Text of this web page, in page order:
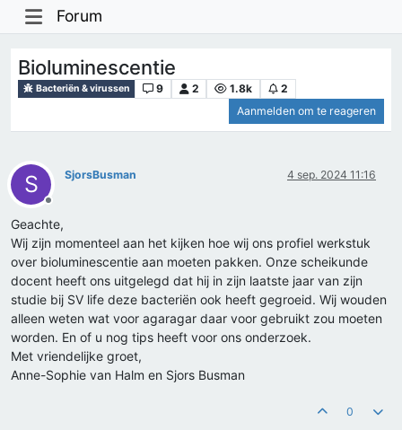
Forum
Bioluminescentie
Bacteriën & virussen 9 2 1.8k
2
Aanmelden om te reageren
S
Offline
SjorsBusman 4 sep. 2024 11:16
Geachte,
Wij zijn momenteel aan het kijken hoe wij ons profiel werkstuk
over bioluminescentie aan moeten pakken. Onze scheikunde
docent heeft ons uitgelegd dat hij in zijn laatste jaar van zijn
studie bij SV life deze bacteriën ook heeft gegroeid. Wij wouden
alleen weten wat voor agaragar daar voor gebruikt zou moeten
worden. En of u nog tips heeft voor ons onderzoek.
Met vriendelijke groet,
Anne-Sophie van Halm en Sjors Busman
0